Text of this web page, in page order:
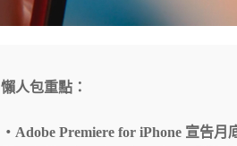
懶人包重點：
・Adobe Premiere for iPhone 宣告